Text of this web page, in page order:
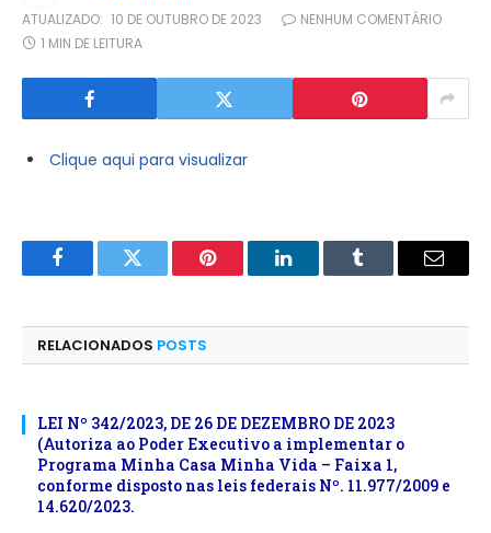
ATUALIZADO: 10 DE OUTUBRO DE 2023
NENHUM COMENTÁRIO
1 MIN DE LEITURA
Clique aqui para visualizar
FacebookTwitter Pinterest LinkedInTumblr
E-
RELACIONADOS POSTS
LEI Nº 342/2023, DE 26 DE DEZEMBRO DE 2023
(Autoriza ao Poder Executivo a implementar o
Programa Minha Casa Minha Vida – Faixa 1,
conforme disposto nas leis federais Nº. 11.977/2009 e
14.620/2023.